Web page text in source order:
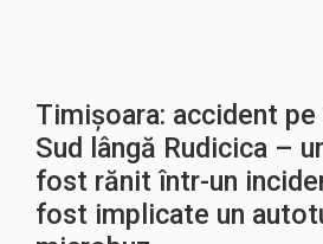
Timișoara: accident pe
Sud lângă Rudicica –
fost rănit într-un
fost implicate un